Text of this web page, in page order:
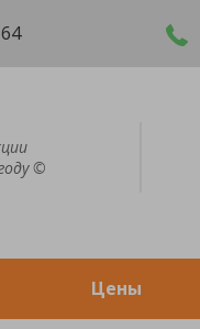
©
Цены